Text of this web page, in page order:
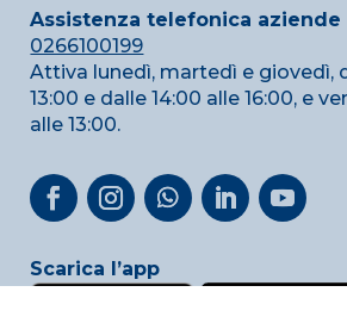
Assistenza telefonica aziende
0266100199
Attiva lunedì, martedì e giovedì,
13:00 e dalle 14:00 alle 16:00, e
alle 13:00.
Scarica l’app